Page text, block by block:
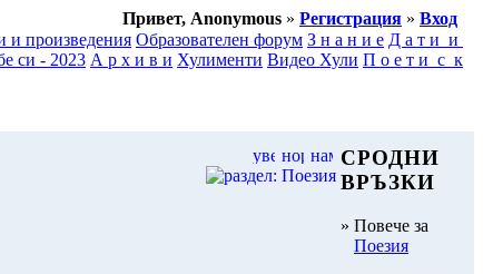
Привет, Anonymous » Регистрация » Вход
и произведения Образователен форум З н а н и е Д а т и и
си - 2023 А р х и в и Хулименти Видео Хули П о е т и с к
СРОДНИ
ВРЪЗКИ
» Повече за
Поезия